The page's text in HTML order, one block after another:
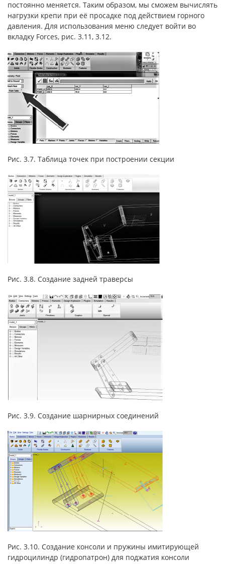
постоянно меняется. Таким образом, мы сможем вычислять
нагрузки крепи при её просадке под действием горного
давления. Для использования меню следует войти во
вкладку Forces, рис. 3.11, 3.12.
Рис. 3.7. Таблица точек при построении секции
Рис. 3.8. Создание задней траверсы
Рис. 3.9. Создание шарнирных соединений
Рис. 3.10. Создание консоли и пружины имитирующей
гидроцилиндр (гидропатрон) для поджатия консоли